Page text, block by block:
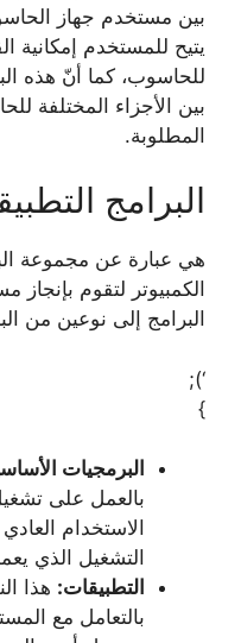
بين مستخدم جهاز
يتيح للمستخدم إمكانية
للحاسوب، كما أنّ هذه
بين الأجزاء المختلفة
المطلوبة.
البرامج
هي عبارة عن مجموعة
الكمبيوتر لتقوم
البرامج إلى نوعين من
‘);
}
البرمجيات
بالعمل على
الاستخدام
التشغيل الذي
التطبيقات: هذا
بالتعامل مع